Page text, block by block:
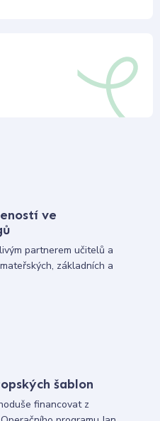
ve
partnerem učitelů a
základních a
šablon
financovat z